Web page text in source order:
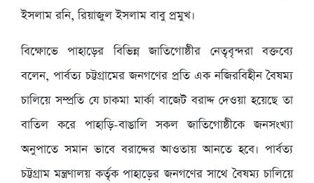
ইসলাম রনি, রিয়াজুল ইসলাম বাবু প্রমুখ।
বিক্ষোভে পাহাড়ের বিভিন্ন জাতিগোষ্ঠীর নেতৃবৃন্দরা বক্তব্যে
বলেন, পার্বত্য চট্টগ্রামের জনগণের প্রতি এক নজিরবিহীন বৈষম্য
চালিয়ে সম্প্রতি যে চাকমা মার্কা বাজেট বরাদ্দ দেওয়া হয়েছে তা
বাতিল করে পাহাড়ি-বাঙালি সকল জাতিগোষ্ঠীকে জনসংখ্যা
অনুপাতে সমান ভাবে বরাদ্দের আওতায় আনতে হবে। পার্বত্য
চট্টগ্রাম মন্ত্রণালয় কর্তৃক পাহাড়ের জনগণের সাথে বৈষম্য চালিয়ে